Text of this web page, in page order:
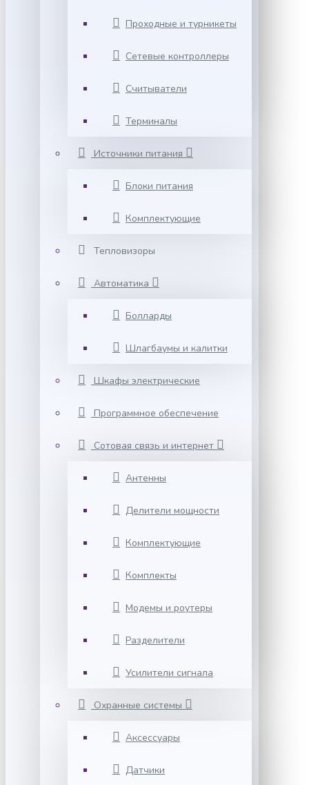
Проходные и турникеты
Сетевые контроллеры
Считыватели
Терминалы
Источники питания
Блоки питания
Комплектующие
Тепловизоры
Автоматика
Болларды
Шлагбаумы и калитки
Шкафы электрические
Программное обеспечение
Сотовая связь и интернет
Антенны
Делители мощности
Комплектующие
Комплекты
Модемы и роутеры
Разделители
Усилители сигнала
Охранные системы
Аксессуары
Датчики